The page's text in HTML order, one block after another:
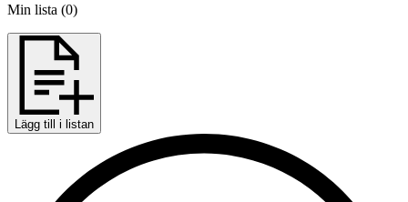
Min lista (0)
Lägg till i listan